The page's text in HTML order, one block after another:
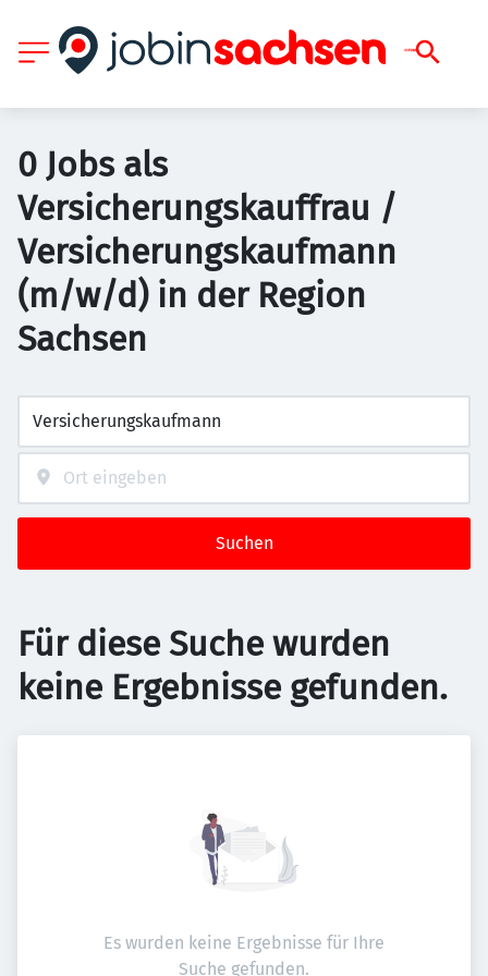
0 Jobs als
Versicherungskauffrau /
Versicherungskaufmann
(m/w/d) in der Region
Sachsen
Suchen
Für diese Suche wurden
keine Ergebnisse gefunden.
Es wurden keine Ergebnisse für Ihre
Suche gefunden.